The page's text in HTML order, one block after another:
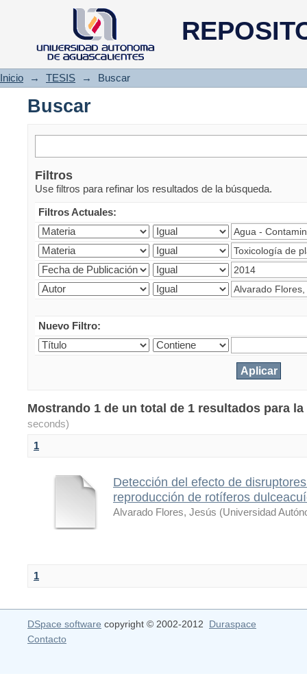
Buscar
Inicio → TESIS → Buscar
Buscar
Filtros
Use filtros para refinar los resultados de la búsqueda.
Filtros Actuales:
Nuevo Filtro:
Mostrando 1 de un total de 1 resultados para
seconds)
1
Detección del efecto de
reproducción de rotíferos
Alvarado Flores, Jesús (Universidad
1
DSpace software copyright © 2002-2012 Duraspace
Contacto